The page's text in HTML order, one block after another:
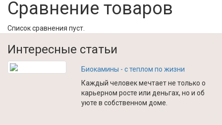
Сравнение товаров
Список сравнения пуст.
Интересные статьи
Биокамины - с теплом по жизни
Каждый человек мечтает не только о
карьерном росте или деньгах, но и об
уюте в собственном доме.